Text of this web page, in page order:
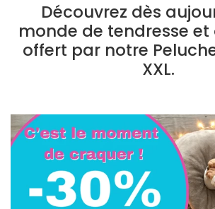
Découvrez dès
monde de tendresse
offert par notre
XXL.